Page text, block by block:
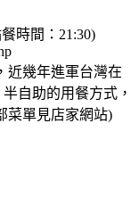
時間：21:30)
近幾年進軍台灣在
自助的用餐方式，
菜單見店家網站)